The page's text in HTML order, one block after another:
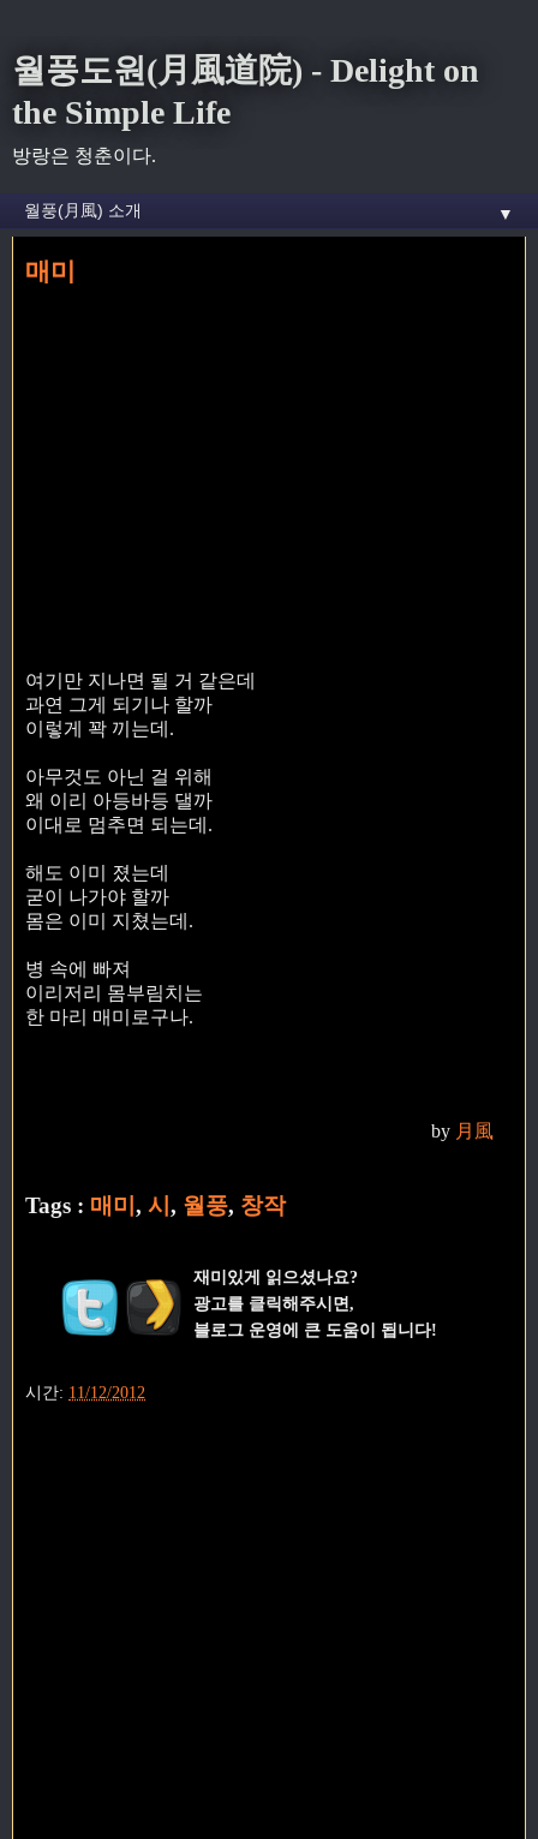
월풍도원(月風道院) - Delight on
the Simple Life
방랑은 청춘이다.
▼
홈» 창작 꼬리가 달린 글
매미
여기만 지나면 될 거 같은데
과연 그게 되기나 할까
이렇게 꽉 끼는데.
아무것도 아닌 걸 위해
왜 이리 아등바등 댈까
이대로 멈추면 되는데.
해도 이미 졌는데
굳이 나가야 할까
몸은 이미 지쳤는데.
병 속에 빠져
이리저리 몸부림치는
한 마리 매미로구나.
by 月風
Tags : 매미 , 시 , 월풍, 창작
재미있게 읽으셨나요?
광고를 클릭해주시면,
블로그 운영에 큰 도움이 됩니다!
시간: 11/12/2012